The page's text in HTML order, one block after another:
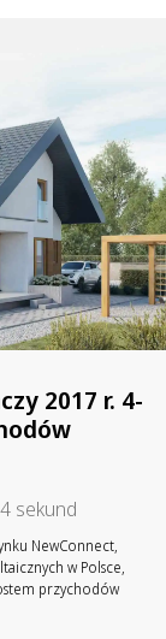
2017 r. 4-
sekund
NewConnect,
w Polsce,
przychodów